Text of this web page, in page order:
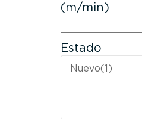
(m/min)
Estado